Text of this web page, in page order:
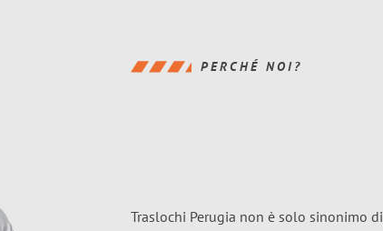
PERCHÉ NOI?
Traslochi Perugia non è solo sinonimo di